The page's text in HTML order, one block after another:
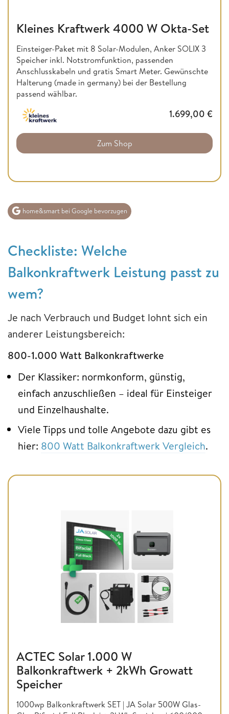
Kleines Kraftwerk 4000 W Okta-Set
Einsteiger-Paket mit 8 Solar-Modulen, Anker SOLIX 3
Speicher inkl. Notstromfunktion, passenden
Anschlusskabeln und gratis Smart Meter. Gewünschte
Halterung (made in germany) bei der Bestellung
passend wählbar.
1.699,00 €
Zum Shop
home&smart bei Google bevorzugen
Checkliste: Welche
Balkonkraftwerk Leistung passt zu
wem?
Je nach Verbrauch und Budget lohnt sich ein
anderer Leistungsbereich:
800-1.000 Watt Balkonkraftwerke
Der Klassiker: normkonform, günstig,
einfach anzuschließen – ideal für Einsteiger
und Einzelhaushalte.
Viele Tipps und tolle Angebote dazu gibt es
hier: 800 Watt Balkonkraftwerk Vergleich.
ACTEC Solar 1.000 W
Balkonkraftwerk + 2kWh Growatt
Speicher
1000wp Balkonkraftwerk SET | JA Solar 500W Glas-